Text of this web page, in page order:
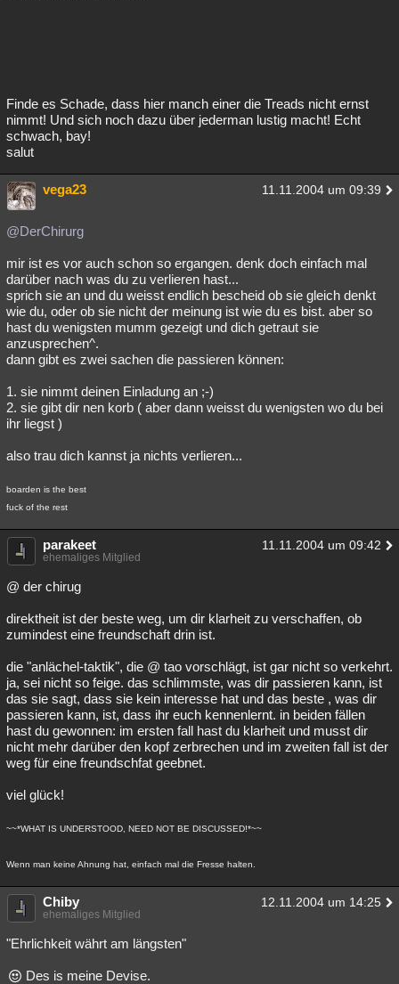
Finde es Schade, dass hier manch einer die Treads nicht ernst
nimmt! Und sich noch dazu über jederman lustig macht! Echt
schwach, bay!
salut
vega23 11.11.2004 um 09:39
@DerChirurg
mir ist es vor auch schon so ergangen. denk doch einfach mal
darüber nach was du zu verlieren hast...
sprich sie an und du weisst endlich bescheid ob sie gleich denkt
wie du, oder ob sie nicht der meinung ist wie du es bist. aber so
hast du wenigsten mumm gezeigt und dich getraut sie
anzusprechen^.
dann gibt es zwei sachen die passieren können:
1. sie nimmt deinen Einladung an ;-)
2. sie gibt dir nen korb ( aber dann weisst du wenigsten wo du bei
ihr liegst )
also trau dich kannst ja nichts verlieren...
boarden is the best
fuck of the rest
parakeet 11.11.2004 um 09:42
ehemaliges Mitglied
@ der chirug
direktheit ist der beste weg, um dir klarheit zu verschaffen, ob
zumindest eine freundschaft drin ist.
die "anlächel-taktik", die @ tao vorschlägt, ist gar nicht so verkehrt.
ja, sei nicht so feige. das schlimmste, was dir passieren kann, ist
das sie sagt, dass sie kein interesse hat und das beste , was dir
passieren kann, ist, dass ihr euch kennenlernt. in beiden fällen
hast du gewonnen: im ersten fall hast du klarheit und musst dir
nicht mehr darüber den kopf zerbrechen und im zweiten fall ist der
weg für eine freundschfat geebnet.
viel glück!
~~*WHAT IS UNDERSTOOD, NEED NOT BE DISCUSSED!*~~
Wenn man keine Ahnung hat, einfach mal die Fresse halten.
Chiby 12.11.2004 um 14:25
ehemaliges Mitglied
"Ehrlichkeit währt am längsten"
Des is meine Devise.